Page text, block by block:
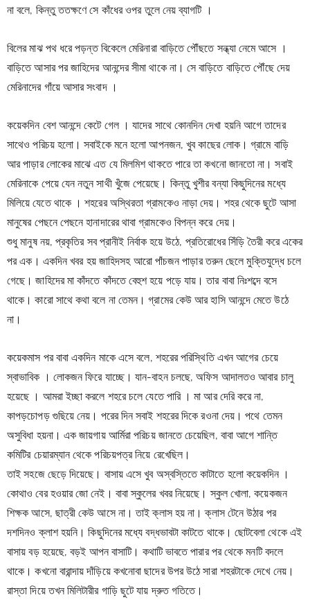
না বলে, কিন্তু ততক্ষণে সে কাঁধের ওপর তুলে নেয় ব্যাগটি ।
বিলের মাঝ পথ ধরে পড়ন্ত বিকেলে মেরিনারা বাড়িতে পৌঁছতে সন্ধ্যা নেমে আসে ।
বাড়িতে আসার পর জাহিদের আনন্দের সীমা থাকে না। সে বাড়িতে বাড়িতে পৌঁছে দেয়
মেরিনাদের গাঁয়ে আসার সংবাদ ।
কয়েকদিন বেশ আনন্দে কেটে গেল । যাদের সাথে কোনদিন দেখা হয়নি আগে তাদের
সাথেও পরিচয় হলো। সবাইকে মনে হলো আপনজন, খুব কাছের লোক। গ্রামে বাড়ি
আর পাড়ার লোকের মাঝে এত যে মিলমিশ থাকতে পারে তা কখনো জানতো না। সবাই
মেরিনাকে পেয়ে যেন নতুন সাথী খুঁজে পেয়েছে। কিন্তু খুশীর বন্যা কিছুদিনের মধ্যে
মিলিয়ে যেতে থাকে । শহরের অস্থিরতা গ্রামকেও নাড়া দেয়। শহর থেকে ছুটে আসা
মানুষের পেছনে পেছনে হানাদারের থাবা গ্রামকেও বিপন্ন করে দেয়।
শুধু মানুষ নয়, প্রকৃতির সব প্রানীই নির্বাক হয়ে উঠে, প্রতিরোধের সিঁড়ি তৈরী করে একের
পর এক। একদিন খবর হয় জাহিদসহ আরো পাঁচজন পাড়ার তরুন ছেলে মুক্তিযুদ্ধে চলে
গেছে। জাহিদের মা কাঁদতে কাঁদতে বেহুশ হয়ে পড়ে যায়। তার বাবা নিঃশব্দে বসে
থাকে। কারো সাথে কথা বলে না তেমন। গ্রামের কেউ আর হাসি আনন্দে মেতে উঠে
না।
কয়েকমাস পর বাবা একদিন মাকে এসে বলে, শহরের পরিস্থিতি এখন আগের চেয়ে
স্বাভাবিক । লোকজন ফিরে যাচ্ছে। যান-বাহন চলছে, অফিস আদালতও আবার চালু
হয়েছে । আমরা ইচ্ছা করলে শহরে চলে যেতে পারি । মা আর দেরি করে না,
কাপড়চোপড় গুছিয়ে নেয়। পরের দিন সবাই শহরের দিকে রওনা দেয়। পথে তেমন
অসুবিধা হয়না। এক জায়গায় আর্মিরা পরিচয় জানতে চেয়েছিল, বাবা আগে শান্তি
কমিটির চেয়ারম্যান থেকে পরিচয়পত্র নিয়ে রেখেছিল।
তাই সহজে ছেড়ে দিয়েছে। বাসায় এসে খুব অস্বস্তিতে কাটাতে হলো কয়েকদিন ।
কোথাও বের হওয়ার জো নেই। বাবা স্কুলের খবর নিয়েছে। স্কুল খোলা, কয়েকজন
শিক্ষক আসে, ছাত্রী কেউ আসে না। তাই ক্লাস হয় না। ক্লাস টেনে উঠার পর
দশদিনও ক্লাশ হয়নি। কিছুদিনের মধ্যে বদ্ধভাবটা কাটতে থাকে। ছোটবেলা থেকে এই
বাসায় বড় হয়েছে, বড়ই আপন বাসাটি। কথাটি ভাবতে পারার পর থেকে মনটি বদলে
থাকে। কখনো বারান্দায় দাঁড়িয়ে কখনোবা ছাদের উপর উঠে সারা শহরটাকে দেখে নেয়।
রাস্তা দিয়ে তখন মিলিটারীর গাড়ি ছুটে যায় দ্রুত গতিতে।